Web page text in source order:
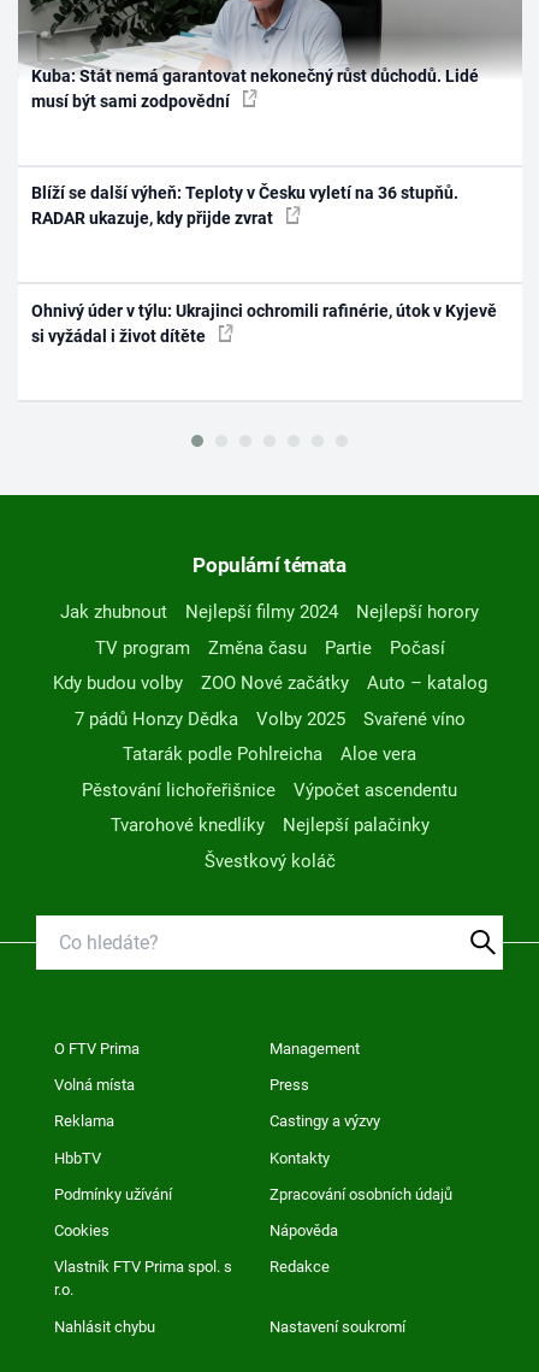
Kuba: Stát nemá garantovat nekonečný růst důchodů. Lidé
musí být sami zodpovědní
Blíží se další výheň: Teploty v Česku vyletí na 36 stupňů.
RADAR ukazuje, kdy přijde zvrat
Ohnivý úder v týlu: Ukrajinci ochromili rafinérie, útok v Kyjevě
si vyžádal i život dítěte
Populární témata
Jak zhubnout Nejlepší filmy 2024
Nejlepší horory
TV program
Změna času Partie
Počasí
Kdy budou volby
ZOO Nové začátky
Auto – katalog
7 pádů Honzy Dědka
Volby 2025
Svařené víno
Tatarák podle Pohlreicha
Aloe vera
Pěstování lichořeřišnice
Výpočet ascendentu
Tvarohové knedlíky
Nejlepší palačinky
Švestkový koláč
O FTV Prima Management
Volná místa Press
Reklama Castingy a výzvy
HbbTV Kontakty
Podmínky užívání Zpracování osobních údajů
Cookies Nápověda
Vlastník FTV Prima spol. s
r.o.
Redakce
Nahlásit chybu Nastavení soukromí